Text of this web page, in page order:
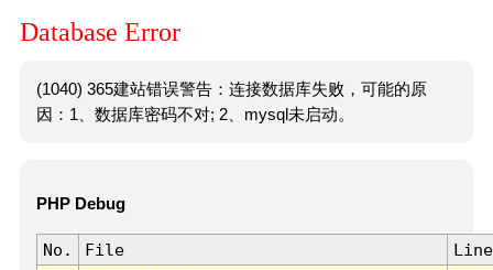
Database Error
(1040) 365建站错误警告：连接数据库失败，可能的原
因：1、数据库密码不对; 2、mysql未启动。
PHP Debug
No. File
Line